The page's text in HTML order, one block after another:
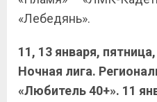
«Лебедянь».
11, 13 января,
Ночная лига.
«Любитель 40+». 11